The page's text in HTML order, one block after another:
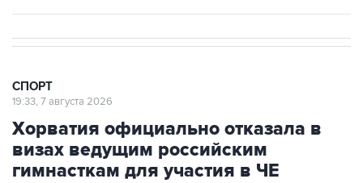
СПОРТ
19:33, 7 августа 2026
Хорватия официально отказала в
визах ведущим российским
гимнасткам для участия в ЧЕ